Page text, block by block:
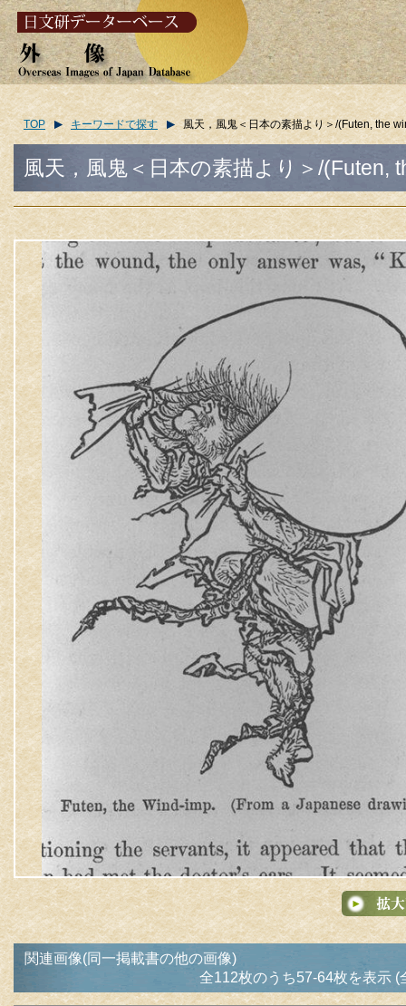
TOP キーワードで探す 風天，風鬼＜日本の素描より＞/(Futen, the
風天，風鬼＜日本の素描より＞/(Futen,
関連画像(同一掲載書の他の画像)
全112枚のうち57-64枚を表示 (